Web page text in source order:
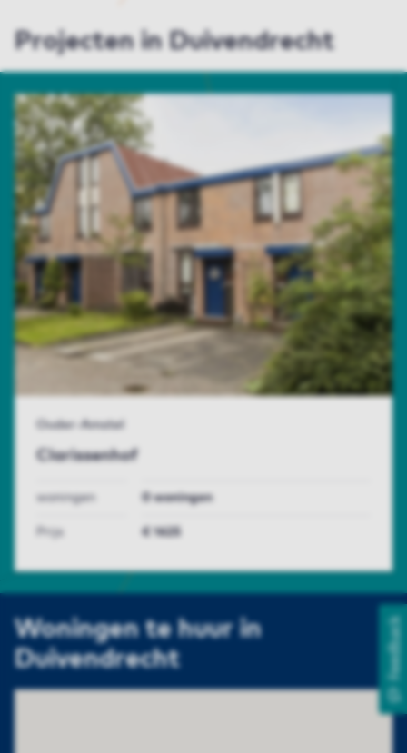
Projecten in Duivendrecht
Clarissenhof
Ouder-Amstel
woningen 0 woningen
Prijs € 1625
Woningen te huur in
Duivendrecht
Feedback